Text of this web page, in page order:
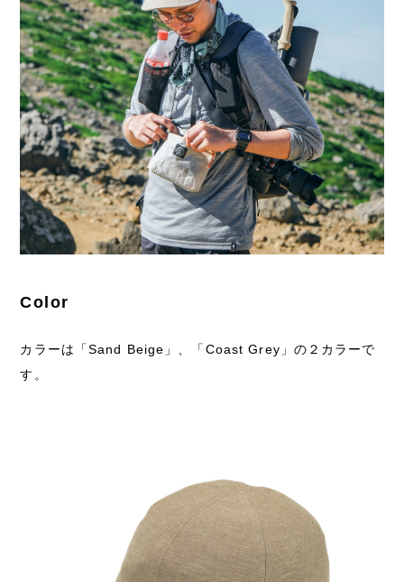
Color
カラーは「Sand Beige」、「Coast Grey」の２カラーで
す。